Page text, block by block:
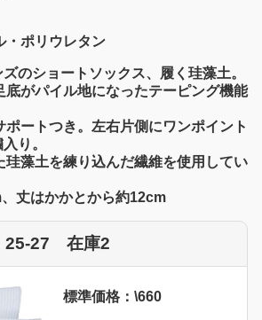
・ポリウレタン
のショートソックス、履く珪藻土。
底がパイル地になったテーピング機能
ポートつき。左右片側にワンポイント
り。
珪藻土を練り込んだ繊維を使用してい
丈はかかとから約12cm
27 在庫2
標準価格：\660